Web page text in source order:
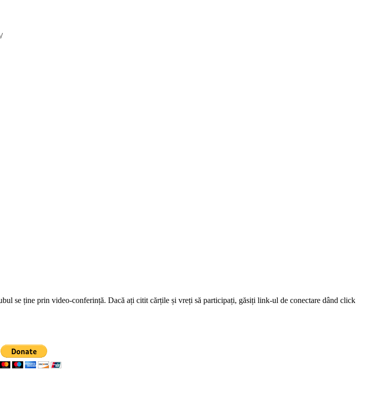
se ține prin video-conferință. Dacă ați citit cărțile și vreți să participați, găsiți link-ul de conectare dând click